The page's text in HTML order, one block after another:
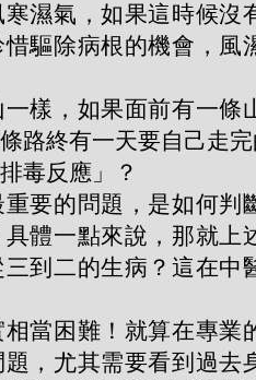
濕氣，如果這時候沒
驅除病根的機會，風
樣，如果面前有一條
路終有一天要自己走
毒反應」？
要的問題，是如何判
體一點來說，那就上
到二的生病？這在中
當困難！就算在專業
，尤其需要看到過去